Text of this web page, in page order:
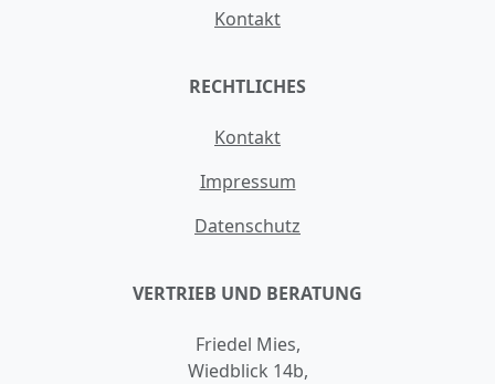
Kontakt
RECHTLICHES
Kontakt
Impressum
Datenschutz
VERTRIEB UND BERATUNG
Friedel Mies,
Wiedblick 14b,